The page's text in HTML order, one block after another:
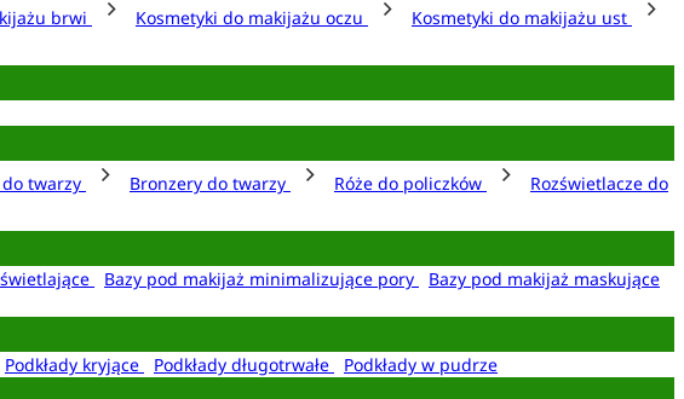
brwi Kosmetyki do makijażu oczu
Kosmetyki do makijażu ust
twarzy Bronzery do twarzy Róże do policzków
Rozświetlacze do
Bazy pod makijaż minimalizujące pory
Bazy pod makijaż maskujące
Podkłady kryjące Podkłady długotrwałe
Podkłady w pudrze